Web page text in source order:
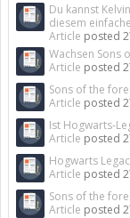
Du kannst
diesem
Article posted
Wachsen Sons
Article posted
Sons of the
Article posted
Ist Hogwarts-
Article posted
Hogwarts
Article posted
Sons of the
Article posted